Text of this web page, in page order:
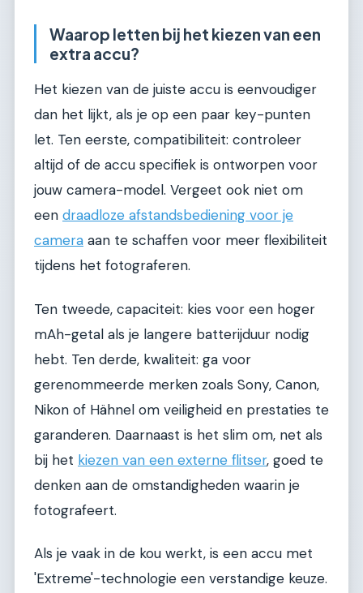
Waarop letten bij het kiezen van een
extra accu?
Het kiezen van de juiste accu is eenvoudiger
dan het lijkt, als je op een paar key-punten
let. Ten eerste, compatibiliteit: controleer
altijd of de accu specifiek is ontworpen voor
jouw camera-model. Vergeet ook niet om
een draadloze afstandsbediening voor je
camera aan te schaffen voor meer flexibiliteit
tijdens het fotograferen.
Ten tweede, capaciteit: kies voor een hoger
mAh-getal als je langere batterijduur nodig
hebt. Ten derde, kwaliteit: ga voor
gerenommeerde merken zoals Sony, Canon,
Nikon of Hähnel om veiligheid en prestaties te
garanderen. Daarnaast is het slim om, net als
bij het kiezen van een externe flitser, goed te
denken aan de omstandigheden waarin je
fotografeert.
Als je vaak in de kou werkt, is een accu met
'Extreme'-technologie een verstandige keuze.